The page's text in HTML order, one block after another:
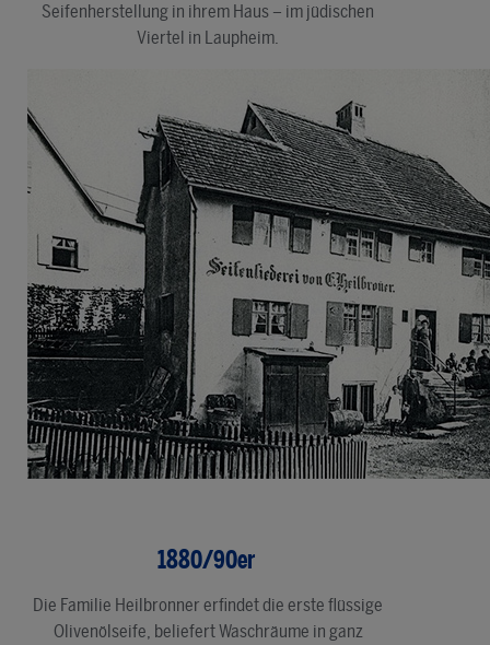
Seifenherstellung in ihrem Haus – im jüdischen
Viertel in Laupheim.
1880/90er
Die Familie Heilbronner erfindet die erste flüssige
Olivenölseife, beliefert Waschräume in ganz